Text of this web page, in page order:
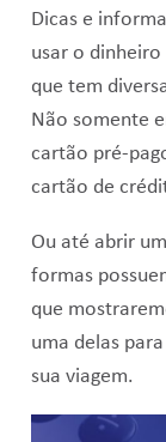
Dicas e
usar o
que tem
Não somente
cartão pré-
cartão de
Ou até abrir
formas
que
uma delas
sua viagem.